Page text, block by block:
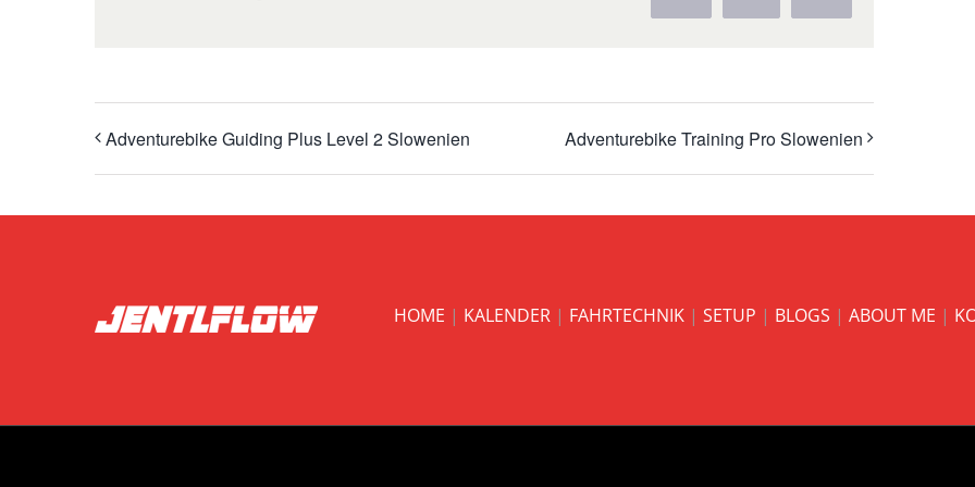
Mail
Adventurebike Guiding Plus Level 2 Slowenien Adventurebike Training Pro Slowenien
HOME | KALENDER | FAHRTECHNIK | SETUP | BLOGS | ABOUT ME |